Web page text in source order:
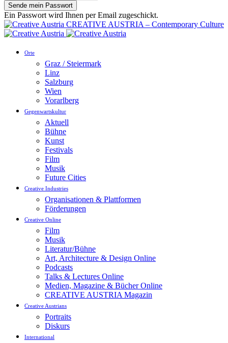
Ein Passwort wird Ihnen per Email zugeschickt.
CREATIVE AUSTRIA – Contemporary Culture
Orte
Graz / Steiermark
Linz
Salzburg
Wien
Vorarlberg
Gegenwartskultur
Aktuell
Bühne
Kunst
Festivals
Film
Musik
Future Cities
Creative Industries
Organisationen & Plattformen
Förderungen
Creative Online
Film
Musik
Literatur/Bühne
Art, Architecture & Design Online
Podcasts
Talks & Lectures Online
Medien, Magazine & Bücher Online
CREATIVE AUSTRIA Magazin
Creative Austrians
Portraits
Diskurs
International